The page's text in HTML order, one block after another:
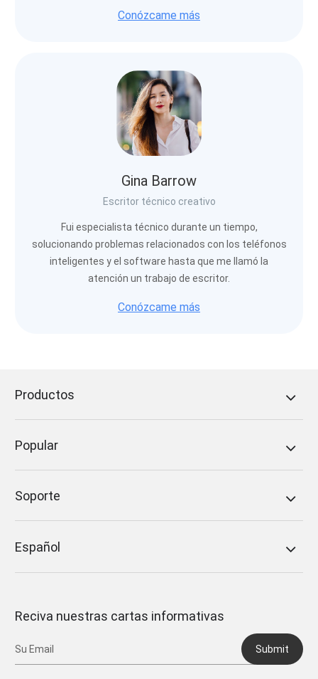
Conózcame más
Gina Barrow
Escritor técnico creativo
Fui especialista técnico durante un tiempo,
solucionando problemas relacionados con los teléfonos
inteligentes y el software hasta que me llamó la
atención un trabajo de escritor.
Conózcame más
Productos
Popular
Soporte
Español
Reciva nuestras cartas informativas
Submit